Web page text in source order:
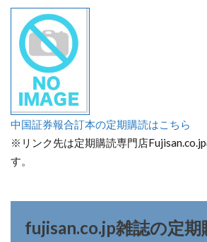
中国証券報合訂本の定期購読はこちら
※リンク先は定期購読専門店
す。
fujisan.co.jp雑誌の定期